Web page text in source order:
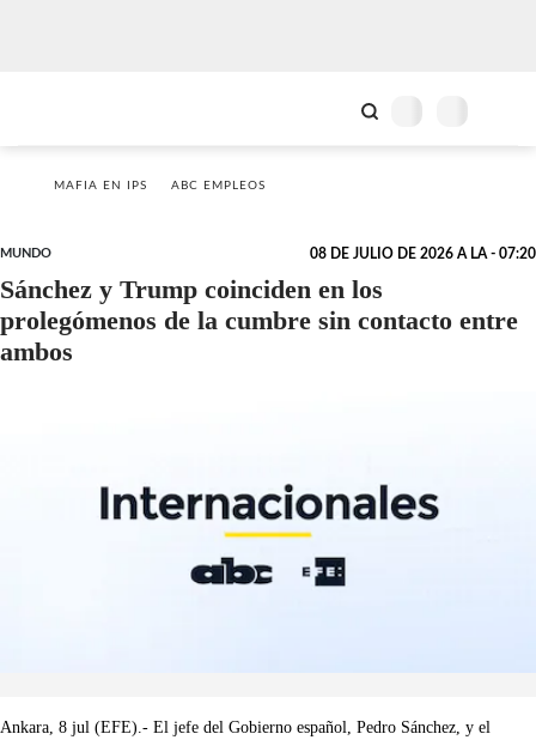
MAFIA EN IPS ABC EMPLEOS
MUNDO 08 DE JULIO DE 2026 A LA - 07:20
Sánchez y Trump coinciden en los
prolegómenos de la cumbre sin contacto entre
ambos
Ankara, 8 jul (EFE).- El jefe del Gobierno español, Pedro Sánchez, y el